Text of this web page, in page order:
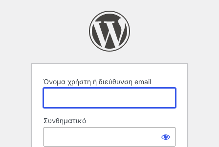
Όνομα χρήστη ή διεύθυνση email
Συνθηματικό